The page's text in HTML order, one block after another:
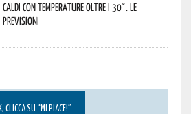
caldi con temperature oltre i 30°. Le
previsioni
CLICCA SU “MI PIACE!”